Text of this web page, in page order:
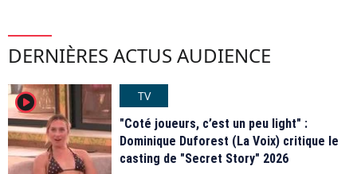
DERNIÈRES ACTUS AUDIENCE
player2
TV
"Coté joueurs, c’est un peu light" :
Dominique Duforest (La Voix) critique le
casting de "Secret Story" 2026